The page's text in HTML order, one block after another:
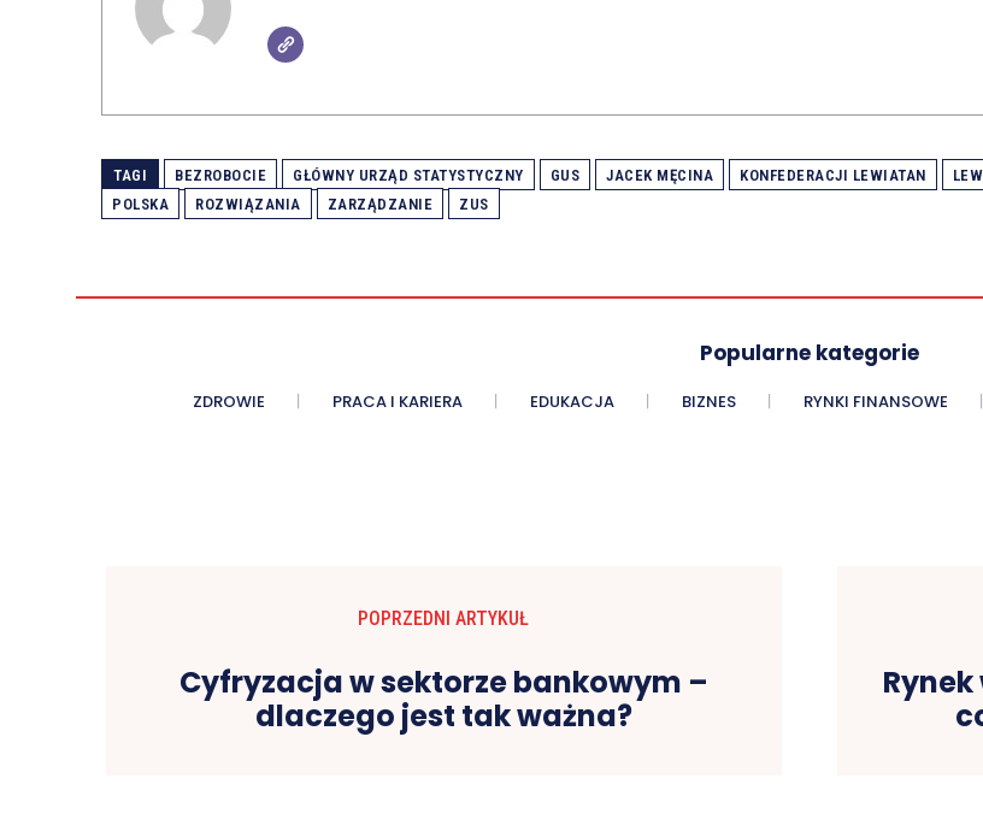
TAGI BEZROBOCIE GŁÓWNY URZĄD STATYSTYCZNY GUS JACEK MĘCINA KONFEDERACJI LEWIATAN
POLSKA
ROZWIĄZANIA ZARZĄDZANIE ZUS
Popularne kategorie
ZDROWIE PRACA I KARIERA EDUKACJA BIZNES RYNKI FINANSOWE
POPRZEDNI ARTYKUŁ
Cyfryzacja w sektorze bankowym –
dlaczego jest tak ważna?